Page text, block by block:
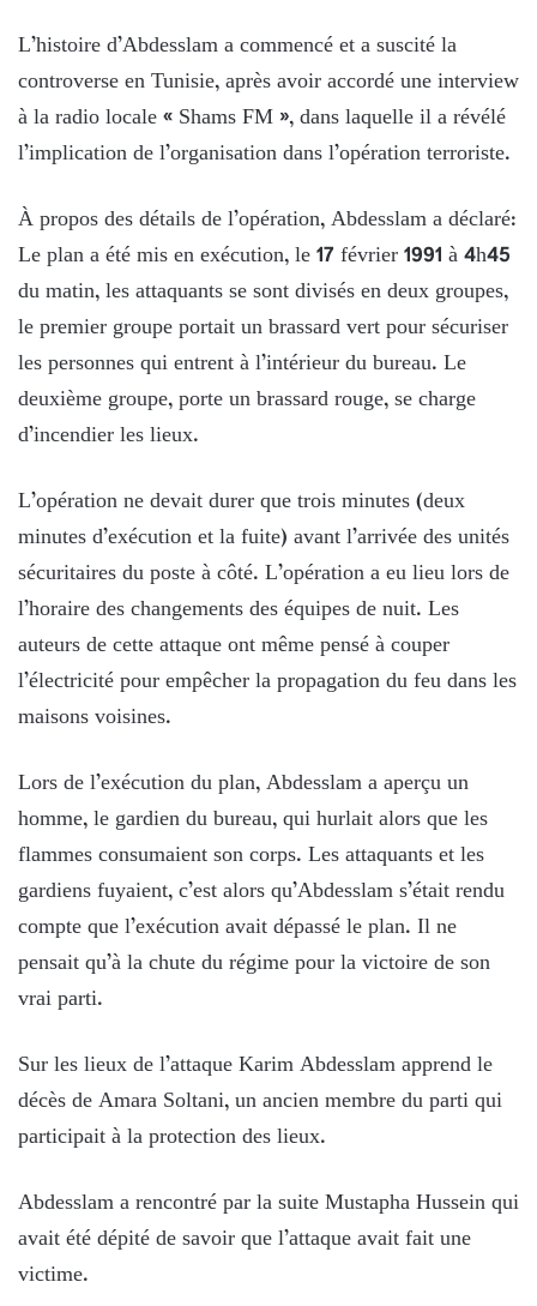
L’histoire d’Abdesslam a commencé et a suscité la
controverse en Tunisie, après avoir accordé une interview
à la radio locale « Shams FM », dans laquelle il a révélé
l’implication de l’organisation dans l’opération terroriste.
À propos des détails de l’opération, Abdesslam a déclaré:
Le plan a été mis en exécution, le 17 février 1991 à 4h45
du matin, les attaquants se sont divisés en deux groupes,
le premier groupe portait un brassard vert pour sécuriser
les personnes qui entrent à l’intérieur du bureau. Le
deuxième groupe, porte un brassard rouge, se charge
d’incendier les lieux.
L’opération ne devait durer que trois minutes (deux
minutes d’exécution et la fuite) avant l’arrivée des unités
sécuritaires du poste à côté. L’opération a eu lieu lors de
l’horaire des changements des équipes de nuit. Les
auteurs de cette attaque ont même pensé à couper
l’électricité pour empêcher la propagation du feu dans les
maisons voisines.
Lors de l’exécution du plan, Abdesslam a aperçu un
homme, le gardien du bureau, qui hurlait alors que les
flammes consumaient son corps. Les attaquants et les
gardiens fuyaient, c’est alors qu’Abdesslam s’était rendu
compte que l’exécution avait dépassé le plan. Il ne
pensait qu’à la chute du régime pour la victoire de son
vrai parti.
Sur les lieux de l’attaque Karim Abdesslam apprend le
décès de Amara Soltani, un ancien membre du parti qui
participait à la protection des lieux.
Abdesslam a rencontré par la suite Mustapha Hussein qui
avait été dépité de savoir que l’attaque avait fait une
victime.